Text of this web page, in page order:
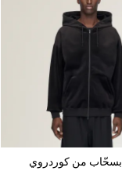
هودي Y-3 بسحّاب من كوردروي